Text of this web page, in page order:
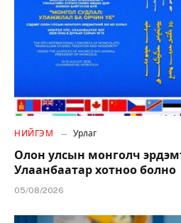
НИЙГЭМ Урлаг
Олон улсын монголч
Улаанбаатар хотноо болно
05/08/2026